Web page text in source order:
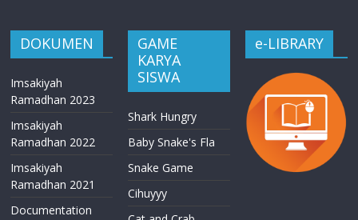
DOKUMEN
Imsakiyah
Ramadhan 2023
Imsakiyah
Ramadhan 2022
Imsakiyah
Ramadhan 2021
Documentation
GAME
KARYA
SISWA
Shark Hungry
Baby Snake's Fla
Snake Game
Cihuyyy
e-LIBRARY